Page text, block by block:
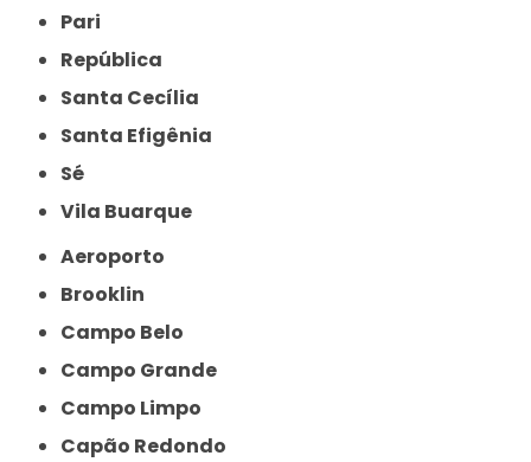
Pari
República
Santa Cecília
Santa Efigênia
Sé
Vila Buarque
Aeroporto
Brooklin
Campo Belo
Campo Grande
Campo Limpo
Capão Redondo